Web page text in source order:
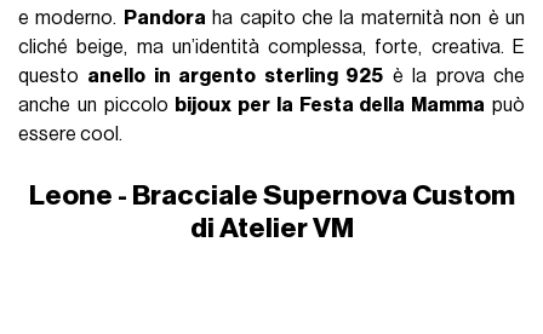
e moderno.
Pandora ha capito che la maternità non è un
cliché beige, ma un’identità complessa, forte, creativa. E
questo anello in argento sterling 925 è la prova che
anche un piccolo bijoux per la Festa della Mamma può
essere cool.
Leone - Bracciale Supernova Custom
di Atelier VM